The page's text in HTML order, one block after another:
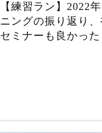
【練習ラン】2022
ニングの振り返り
セミナーも良かった